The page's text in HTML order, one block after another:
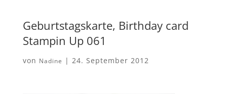
Geburtstagskarte, Birthday card
Stampin Up 061
von Nadine | 24. September 2012